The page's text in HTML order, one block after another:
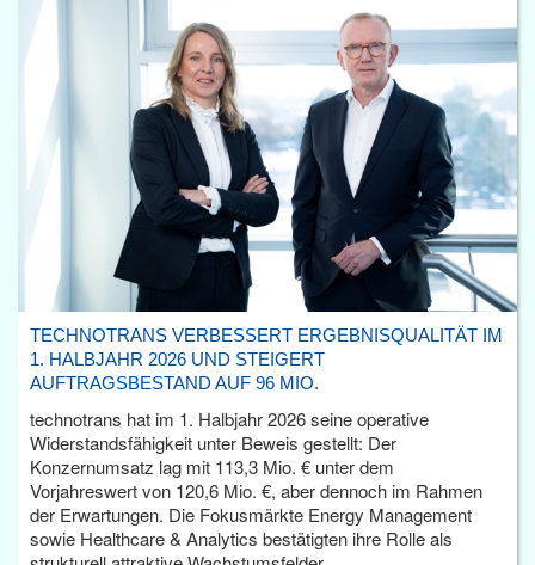
TECHNOTRANS VERBESSERT ERGEBNISQUALITÄT IM
1. HALBJAHR 2026 UND STEIGERT
AUFTRAGSBESTAND AUF 96 MIO.
technotrans hat im 1. Halbjahr 2026 seine operative
Widerstandsfähigkeit unter Beweis gestellt: Der
Konzernumsatz lag mit 113,3 Mio. € unter dem
Vorjahreswert von 120,6 Mio. €, aber dennoch im Rahmen
der Erwartungen. Die Fokusmärkte Energy Management
sowie Healthcare & Analytics bestätigten ihre Rolle als